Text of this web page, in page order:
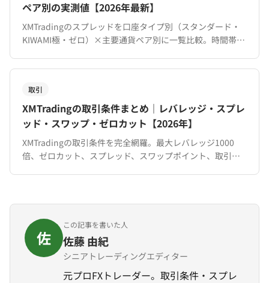
ペア別の実測値【2026年最新】
XMTradingのスプレッドを口座タイプ別（スタンダード・
KIWAMI極・ゼロ）×主要通貨ペア別に一覧比較。時間帯に
取引
XMTradingの取引条件まとめ｜レバレッジ・スプレ
ッド・スワップ・ゼロカット【2026年】
XMTradingの取引条件を完全網羅。最大レバレッジ1000
倍、ゼロカット、スプレッド、スワップポイント、取引時
佐
この記事を書いた人
佐藤 由紀
シニアトレーディングエディター
元プロFXトレーダー。取引条件・スプレ